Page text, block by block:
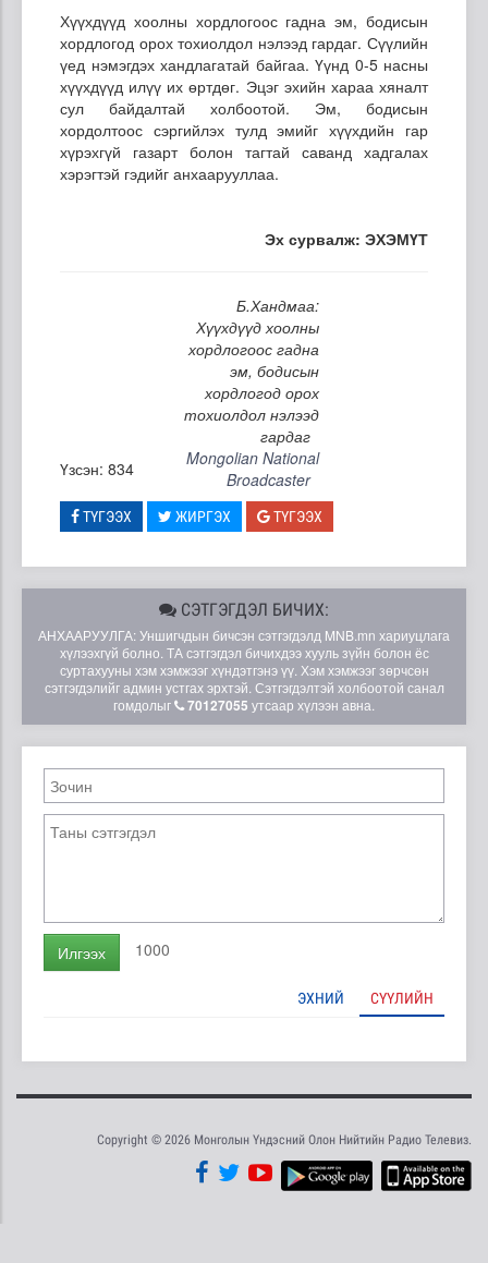
Хүүхдүүд хоолны хордлогоос гадна эм, бодисын
хордлогод орох тохиолдол нэлээд гардаг. Сүүлийн
үед нэмэгдэх хандлагатай байгаа. Үүнд 0-5 насны
хүүхдүүд илүү их өртдөг. Эцэг эхийн хараа хяналт
сул байдалтай холбоотой. Эм, бодисын
хордолтоос сэргийлэх тулд эмийг хүүхдийн гар
хүрэхгүй газарт болон тагтай саванд хадгалах
хэрэгтэй гэдийг анхаарууллаа.
Эх сурвалж: ЭХЭМҮТ
Б.Хандмаа:
Хүүхдүүд хоолны
хордлогоос гадна
эм, бодисын
хордлогод орох
тохиолдол нэлээд
гардаг
Үзсэн: 834
Mongolian National
Broadcaster
ТҮГЭЭХ ЖИРГЭХ ТҮГЭЭХ
СЭТГЭГДЭЛ БИЧИХ:
АНХААРУУЛГА: Уншигчдын бичсэн сэтгэгдэлд MNB.mn хариуцлага
хүлээхгүй болно. ТА сэтгэгдэл бичихдээ хууль зүйн болон ёс
суртахууны хэм хэмжээг хүндэтгэнэ үү. Хэм хэмжээг зөрчсөн
сэтгэгдэлийг админ устгах эрхтэй. Сэтгэгдэлтэй холбоотой санал
гомдолыг
70127055 утсаар хүлээн авна.
Илгээх 1000
ЭХНИЙ СҮҮЛИЙН
Copyright © 2026 Монголын Үндэсний Олон Нийтийн Радио Телевиз.